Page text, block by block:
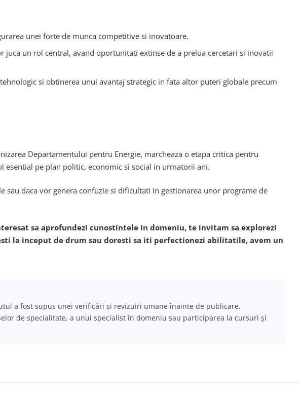
unei forte de munca competitive si inovatoare.
un rol central, avand oportunitati extinse de a prelua cercetari si inovatii
si obtinerea unui avantaj strategic in fata altor puteri globale precum
Departamentului pentru Energie, marcheaza o etapa critica pentru
esential pe plan politic, economic si social in urmatorii ani.
daca vor genera confuzie si dificultati in gestionarea unor programe de
sa aprofundezi cunostintele in domeniu, te invitam sa explorezi
la inceput de drum sau doresti sa iti perfectionezi abilitatile, avem un
a fost supus unei verificări și revizuiri umane înainte de publicare.
de specialitate, a unui specialist în domeniu sau participarea la cursuri și